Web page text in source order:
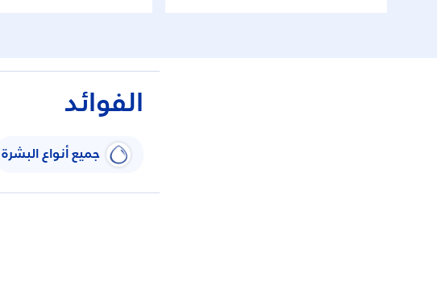
الفوائد
جميع أنواع البشرة